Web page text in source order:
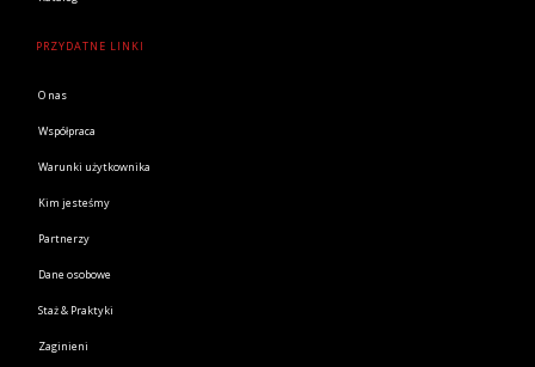
PRZYDATNE LINKI
O nas
Współpraca
Warunki użytkownika
Kim jesteśmy
Partnerzy
Dane osobowe
Staż & Praktyki
Zaginieni